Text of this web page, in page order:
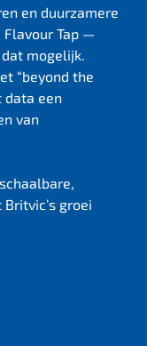
en duurzamere
Tap —
mogelijk.
“beyond the
data een
van
groei